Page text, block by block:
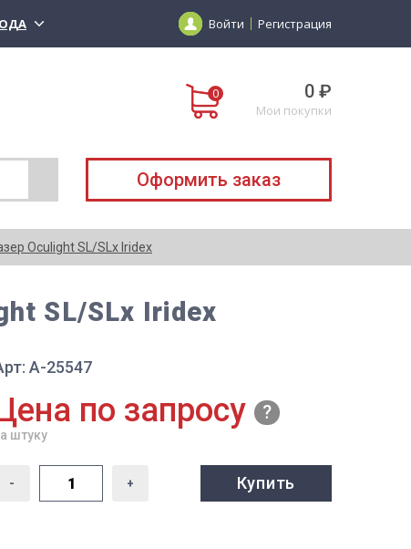
Войти Регистрация
0 ₽
Мои покупки
Оформить заказ
Oculight SL/SLx Iridex
SL/SLx Iridex
А-25547
по запросу
штуку
- + Купить